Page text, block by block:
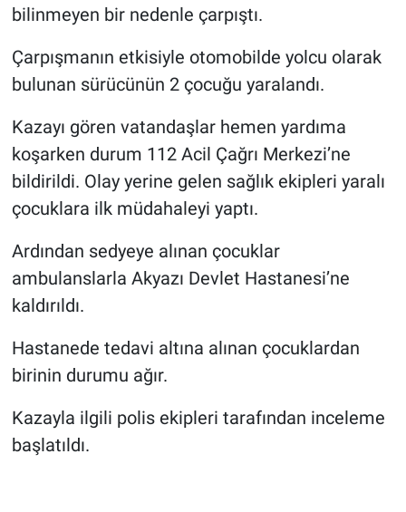
bilinmeyen bir nedenle çarpıştı.
Çarpışmanın etkisiyle otomobilde yolcu olarak
bulunan sürücünün 2 çocuğu yaralandı.
Kazayı gören vatandaşlar hemen yardıma
koşarken durum 112 Acil Çağrı Merkezi’ne
bildirildi. Olay yerine gelen sağlık ekipleri yaralı
çocuklara ilk müdahaleyi yaptı.
Ardından sedyeye alınan çocuklar
ambulanslarla Akyazı Devlet Hastanesi’ne
kaldırıldı.
Hastanede tedavi altına alınan çocuklardan
birinin durumu ağır.
Kazayla ilgili polis ekipleri tarafından inceleme
başlatıldı.